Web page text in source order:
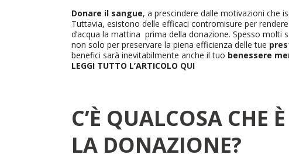
Donare il sangue, a prescindere dalle motivazioni che
Tuttavia, esistono delle efficaci contromisure per
d’acqua la mattina prima della donazione. Spesso
non solo per preservare la piena efficienza delle tue
benefici sarà inevitabilmente anche il tuo benessere
LEGGI TUTTO L’ARTICOLO QUI
C’È QUALCOSA
LA DONAZIONE?